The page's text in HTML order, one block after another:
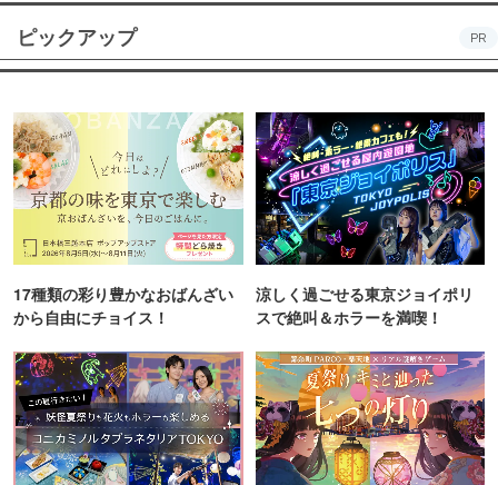
ピックアップ PR
17種類の彩り豊かなおばんざい
から自由にチョイス！
涼しく過ごせる東京ジョイポリ
スで絶叫＆ホラーを満喫！